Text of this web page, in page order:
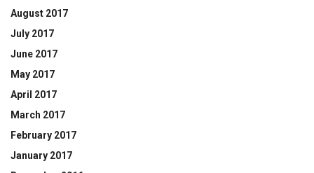
August 2017
July 2017
June 2017
May 2017
April 2017
March 2017
February 2017
January 2017